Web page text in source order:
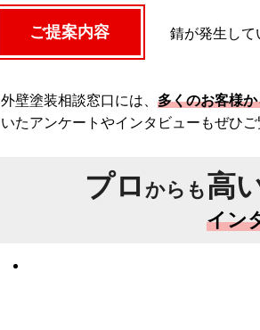
ご提案内容 錆が発生して
外壁塗装相談窓口には、 多くのお客様
いたアンケートやインタビューもぜひご
プロ からも高
イン